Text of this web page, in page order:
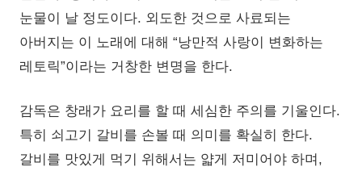
눈물이 날 정도이다. 외도한 것으로 사료되는
아버지는 이 노래에 대해 “낭만적 사랑이 변화하는
레토릭”이라는 거창한 변명을 한다.
감독은 창래가 요리를 할 때 세심한 주의를 기울인다.
특히 쇠고기 갈비를 손볼 때 의미를 확실히 한다.
갈비를 맛있게 먹기 위해서는 얇게 저미어야 하며,